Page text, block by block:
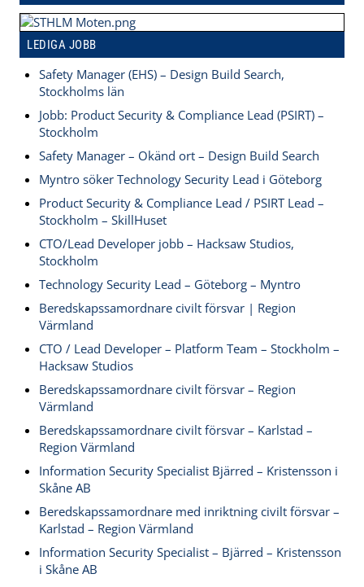
LEDIGA JOBB
Safety Manager (EHS) – Design Build Search,
Stockholms län
Jobb: Product Security & Compliance Lead (PSIRT) –
Stockholm
Safety Manager – Okänd ort – Design Build Search
Myntro söker Technology Security Lead i Göteborg
Product Security & Compliance Lead / PSIRT Lead –
Stockholm – SkillHuset
CTO/Lead Developer jobb – Hacksaw Studios,
Stockholm
Technology Security Lead – Göteborg – Myntro
Beredskapssamordnare civilt försvar | Region
Värmland
CTO / Lead Developer – Platform Team – Stockholm –
Hacksaw Studios
Beredskapssamordnare civilt försvar – Region
Värmland
Beredskapssamordnare civilt försvar – Karlstad –
Region Värmland
Information Security Specialist Bjärred – Kristensson i
Skåne AB
Beredskapssamordnare med inriktning civilt försvar –
Karlstad – Region Värmland
Information Security Specialist – Bjärred – Kristensson
i Skåne AB